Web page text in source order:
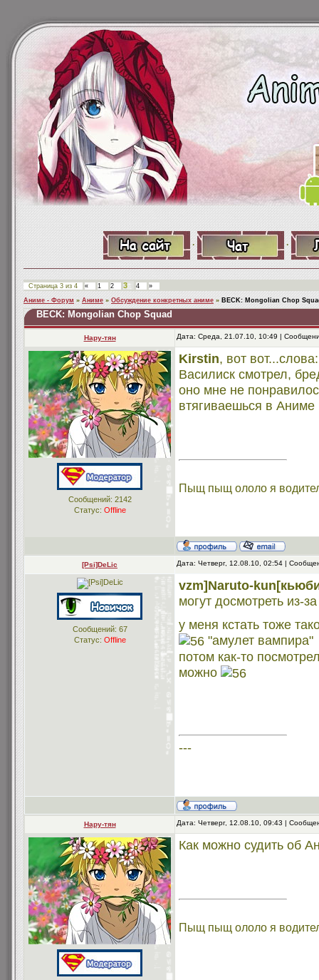
· ·
Страница 3 из 4 « 1 2 3 4
»
Аниме - Форум » Аниме » Обсуждение конкретных аниме » BECK: Mongolian Chop
BECK: Mongolian Chop Squad
Нару-тян Дата: Среда, 21.07.10, 10:49 |
Сообщений: 2142
Статус: Offline
Kirstin, вот
Василиск смотрел,
оно мне не
втягиваешься в
Пыщ пыщ ололо я
[Psi]DeLic Дата: Четверг, 12.08.10, 02:54 |
Сообщений: 67
Статус: Offline
vzm]Naruto-
могут досмотреть из-
у меня кстать тоже
"амулет вампира"
потом как-то
можно
---
Нару-тян Дата: Четверг, 12.08.10, 09:43 |
Как можно судить об
Пыщ пыщ ололо я